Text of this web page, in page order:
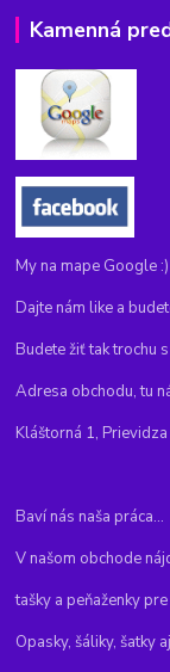
Kamenná
My na mape Google
Dajte nám like a
Budete žiť tak trochu
Adresa obchodu, tu
Kláštorná 1,
Baví nás naša práca...
V našom obchode
tašky a peňaženky
Opasky, šáliky, šatky